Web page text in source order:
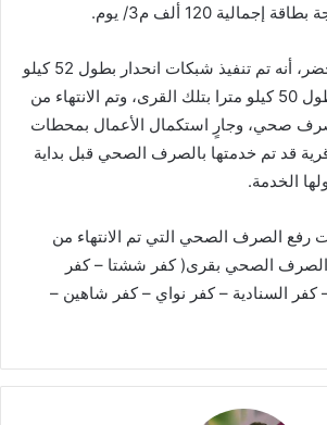
وأضاف اللواء إيهاب خضر، أنه تم تنفيذ شبكات انحدار بطول 52 كيلو
مترا، وخطوط طرد بطول 50 كيلو مترا بتلك القرى، وتم الانتهاء من
رفع صرف صحي، وجارٍ استكمال الأعمال بمحطات
بخلاف 38 قرية قد تم خدمتها بالصرف الصحي قبل بداية
الخدمة.
رفع الصرف الصحي التي تم الانتهاء من
الصرف الصحي بقرى( كفر ششتا – كفر
كفر السنادية – كفر نواي – كفر شاهين –